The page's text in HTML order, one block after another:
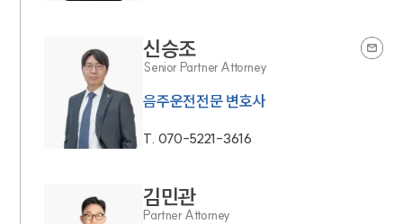
신승조
Senior Partner Attorney
음주운전전문 변호사
T. 070-5221-3616
김민관
Partner Attorney